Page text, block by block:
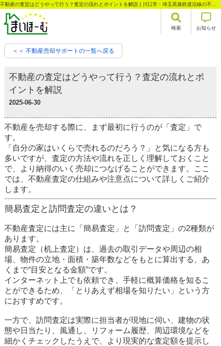
検索 お知らせ
＜＜ 不動産売却サポートの一覧へ戻る
不動産の査定はどうやって行う？査定の流れとポ
イントを解説
2025-06-30
不動産を売却する際に、まず最初に行うのが「査定」で
す。
「自分の家はいくらで売れるのだろう？」と気になる方も
多いですが、査定の方法や流れを正しく理解しておくこと
で、より納得のいく売却につなげることができます。ここ
では、不動産査定の仕組みや注意点について詳しくご紹介
します。
簡易査定と訪問査定の違いとは？
不動産査定には主に「簡易査定」と「訪問査定」の2種類が
あります。
簡易査定（机上査定）は、過去の取引データや周辺の相
場、物件の立地・面積・築年数などをもとに算出する、あ
くまで“目安となる金額”です。
インターネット上でも依頼でき、手軽に概算価格を知るこ
とができるため、「とりあえず相場を知りたい」という方
におすすめです。
一方で、 訪問査定は実際に担当者が現地に伺い、建物の状
態や日当たり、風通し、リフォーム履歴、周辺環境などを
細かくチェックしたうえで、より現実的な査定額を提示し